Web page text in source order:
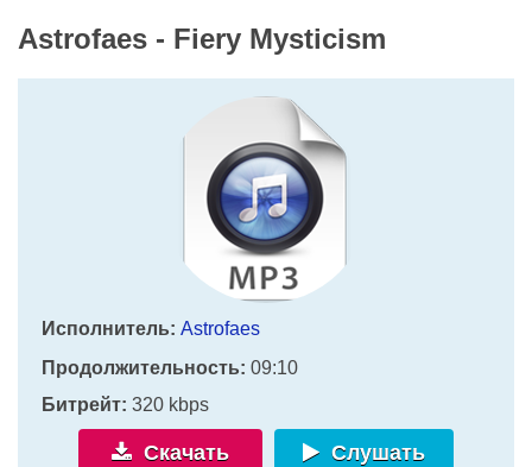
Astrofaes - Fiery Mysticism
Исполнитель: Astrofaes
Продолжительность: 09:10
Битрейт: 320 kbps
Скачать Слушать